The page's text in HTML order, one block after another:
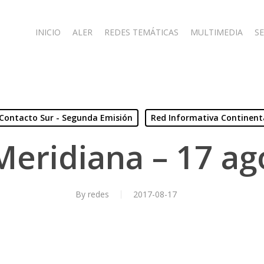
INICIO ALER REDES TEMÁTICAS MULTIMEDIA
Contacto Sur - Segunda Emisión Red Informativa
– 17
By redes 2017-08-17